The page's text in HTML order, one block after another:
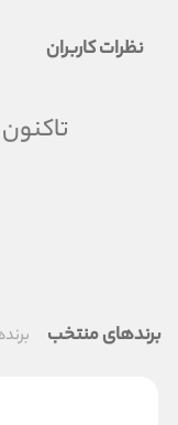
نظرات کاربران
برندهای منتخب